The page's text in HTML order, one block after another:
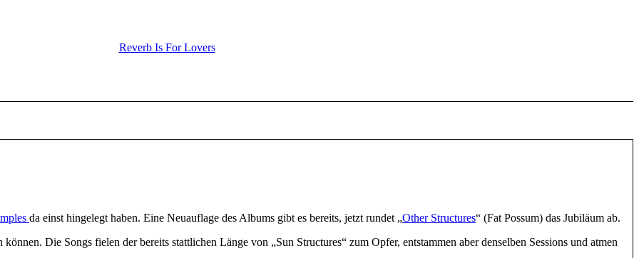
Reverb Is For Lovers
da einst hingelegt haben. Eine Neuauflage des Albums gibt es bereits, jetzt rundet „Other Structures“ (Fat Possum) das Jubiläum ab.
Die Songs fielen der bereits stattlichen Länge von „Sun Structures“ zum Opfer, entstammen aber denselben Sessions und atmen